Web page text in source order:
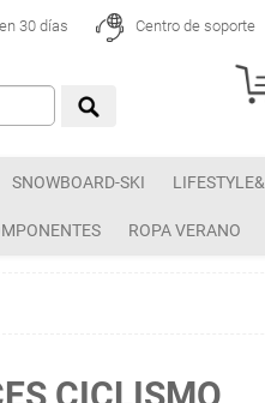
30 días Centro de soporte
SNOWBOARD-SKI
ROPA VERANO